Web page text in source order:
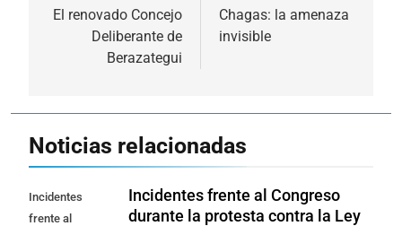
de
entradas
El renovado Concejo
Deliberante de
Berazategui
Chagas: la amenaza
invisible
Noticias relacionadas
Incidentes
frente al
Incidentes frente al Congreso
durante la protesta contra la Ley